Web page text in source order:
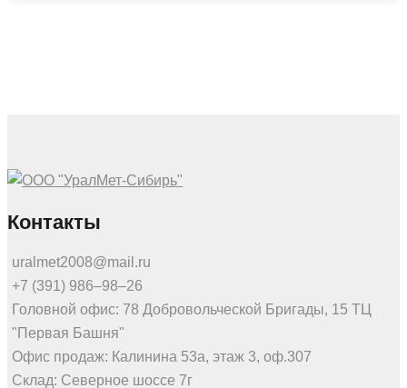
Контакты
uralmet2008@mail.ru
+7 (391) 986‒98‒26
Головной офис: 78 Добровольческой Бригады, 15 ТЦ
"Первая Башня"
Офис продаж: Калинина 53а, этаж 3, оф.307
Склад: Северное шоссе 7г